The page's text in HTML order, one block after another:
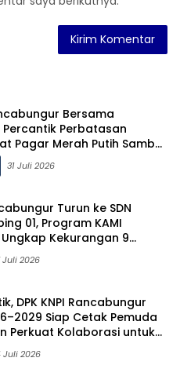
Bersama
Perbatasan
Pagar Merah Putih Sambut
31 Juli 2026
Turun ke SDN
01, Program KAMI
Kekurangan 9
dan 8 Guru
Juli 2026
DPK KNPI Rancabungur
Siap Cetak Pemuda
Perkuat Kolaborasi untuk
Juli 2026